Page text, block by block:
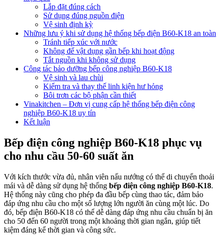
Lắp đặt đúng cách
Sử dụng đúng nguồn điện
Vệ sinh định kỳ
Những lưu ý khi sử dụng hệ thống bếp điện B60-K18 an toàn
Tránh tiếp xúc với nước
Không để vật dụng gần bếp khi hoạt động
Tắt nguồn khi không sử dụng
Công tác bảo dưỡng bếp công nghiệp B60-K18
Vệ sinh và lau chùi
Kiểm tra và thay thế linh kiện hư hỏng
Bôi trơn các bộ phận cần thiết
Vinakitchen – Đơn vị cung cấp hệ thống bếp điện công
nghiệp B60-K18 uy tín
Kết luận
Bếp điện công nghiệp B60-K18 phục vụ
cho nhu cầu 50-60 suất ăn
Với kích thước vừa đủ, nhân viên nấu nướng có thể di chuyển thoải
mái và dễ dàng sử dụng hệ thống bếp điện công nghiệp B60-K18.
Hệ thống này cũng cho phép đa đầu bếp cùng thao tác, đảm bảo
đáp ứng nhu cầu cho một số lượng lớn người ăn cùng một lúc. Do
đó, bếp điện B60-K18 có thể dễ dàng đáp ứng nhu cầu chuẩn bị ăn
cho 50 đến 60 người trong một khoảng thời gian ngắn, giúp tiết
kiệm đáng kể thời gian và công sức.